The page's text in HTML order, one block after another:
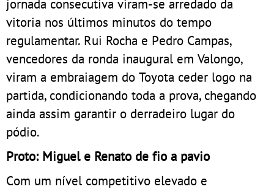
jornada consecutiva viram-se arredado da
vitoria nos últimos minutos do tempo
regulamentar. Rui Rocha e Pedro Campas,
vencedores da ronda inaugural em Valongo,
viram a embraiagem do Toyota ceder logo na
partida, condicionando toda a prova, chegando
ainda assim garantir o derradeiro lugar do
pódio.
Proto: Miguel e Renato de fio a pavio
Com um nível competitivo elevado e